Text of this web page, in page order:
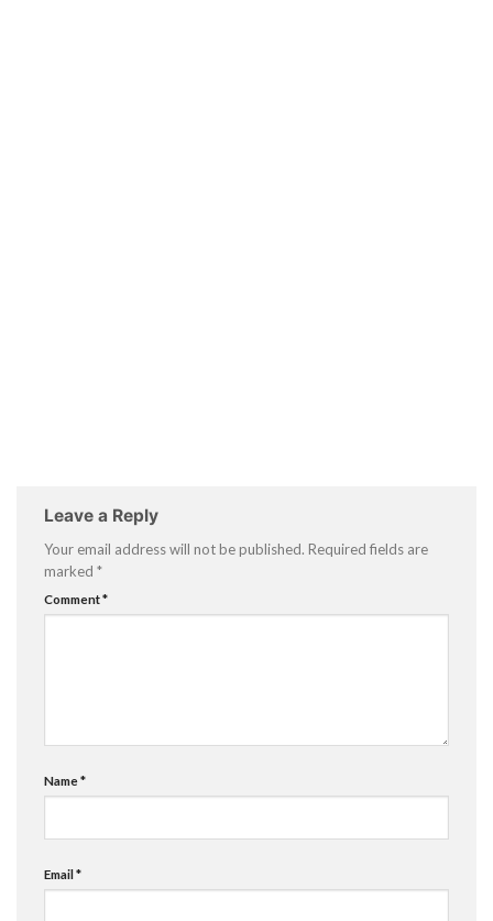
Leave a Reply
Your email address will not be published. Required fields are
marked *
Comment*
Name*
Email*